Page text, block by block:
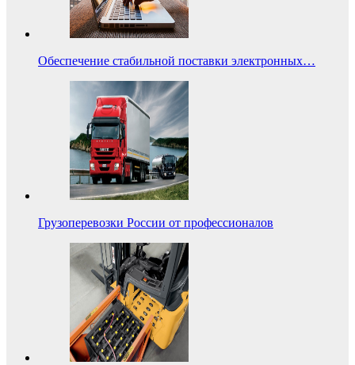
Обеспечение стабильной поставки электронных…
Грузоперевозки России от профессионалов